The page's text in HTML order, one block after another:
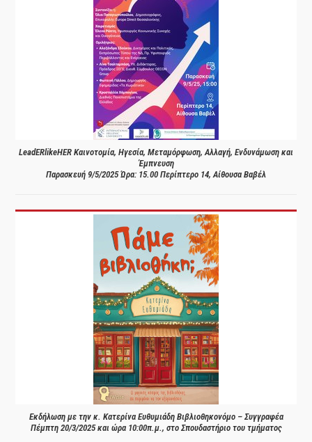
LeadERlikeHER Καινοτομία, Ηγεσία, Μεταμόρφωση, Αλλαγή, Ενδυνάμωση και
Έμπνευση
Παρασκευή 9/5/2025 Ώρα: 15.00 Περίπτερο 14, Αίθουσα Βαβέλ
Εκδήλωση με την κ. Κατερίνα Ευθυμιάδη Βιβλιοθηκονόμο – Συγγραφέα
Πέμπτη 20/3/2025 και ώρα 10:00π.μ., στο Σπουδαστήριο του τμήματος